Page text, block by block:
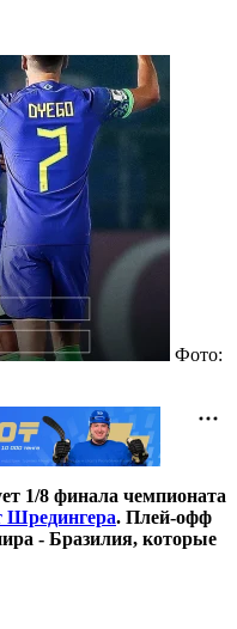
Фото:
1/8 финала чемпионата
Шредингера. Плей-офф
- Бразилия, которые